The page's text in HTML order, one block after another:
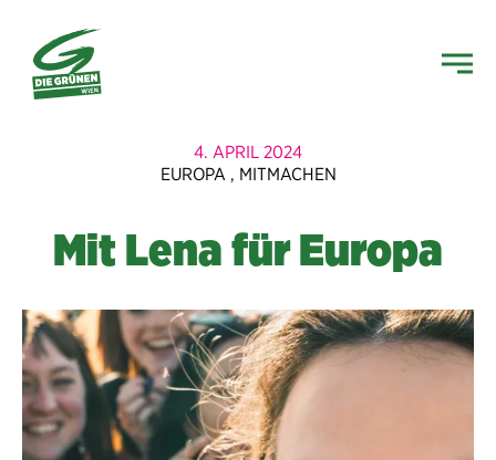
4. APRIL 2024
EUROPA , MITMACHEN
Mit Lena für Europa